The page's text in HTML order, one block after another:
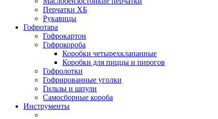
Перчатки ХБ
Рукавицы
Гофротара
Гофрокартон
Гофрокороба
Коробки четырехклапанные
Коробки для пиццы и пирогов
Гофролотки
Гофрированные уголки
Гильзы и шпули
Самосборные короба
Инструменты